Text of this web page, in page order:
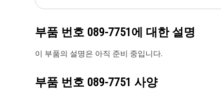
부품 번호 089-7751 에 대한 설명
이 부품의 설명은 아직 준비 중입니다.
부품 번호 089-7751 사양